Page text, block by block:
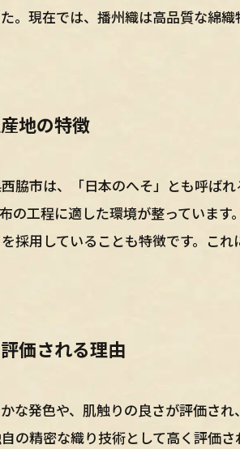
。現在では、播州織は高品質な綿
地の特徴
脇市は、「日本のへそ」とも呼ば
の工程に適した環境が整っていま
採用していることも特徴です。こ
価される理由
な発色や、肌触りの良さが評価さ
の精密な織り技術として高く評価